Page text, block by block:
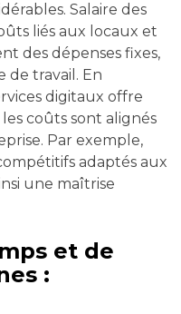
Salaire des
liés aux locaux et
des dépenses fixes,
travail. En
digitaux offre
coûts sont alignés
Par exemple,
adaptés aux
une maîtrise
et de
: